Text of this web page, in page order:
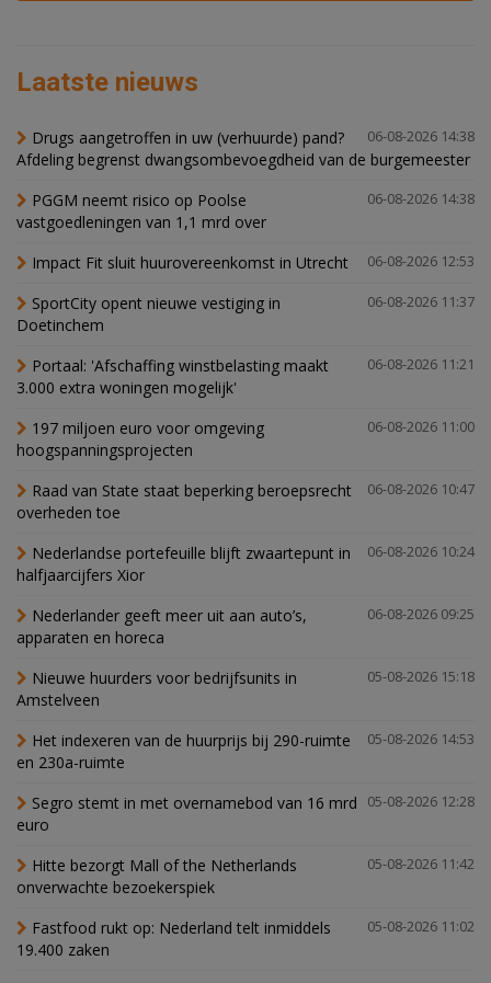
Laatste nieuws
06-08-2026 14:38
Drugs aangetroffen in uw (verhuurde) pand?
Afdeling begrenst dwangsombevoegdheid van de burgemeester
06-08-2026 14:38
PGGM neemt risico op Poolse
vastgoedleningen van 1,1 mrd over
06-08-2026 12:53
Impact Fit sluit huurovereenkomst in Utrecht
06-08-2026 11:37
SportCity opent nieuwe vestiging in
Doetinchem
06-08-2026 11:21
Portaal: 'Afschaffing winstbelasting maakt
3.000 extra woningen mogelijk'
06-08-2026 11:00
197 miljoen euro voor omgeving
hoogspanningsprojecten
06-08-2026 10:47
Raad van State staat beperking beroepsrecht
overheden toe
06-08-2026 10:24
Nederlandse portefeuille blijft zwaartepunt in
halfjaarcijfers Xior
06-08-2026 09:25
Nederlander geeft meer uit aan auto’s,
apparaten en horeca
05-08-2026 15:18
Nieuwe huurders voor bedrijfsunits in
Amstelveen
05-08-2026 14:53
Het indexeren van de huurprijs bij 290-ruimte
en 230a-ruimte
05-08-2026 12:28
Segro stemt in met overnamebod van 16 mrd
euro
05-08-2026 11:42
Hitte bezorgt Mall of the Netherlands
onverwachte bezoekerspiek
05-08-2026 11:02
Fastfood rukt op: Nederland telt inmiddels
19.400 zaken